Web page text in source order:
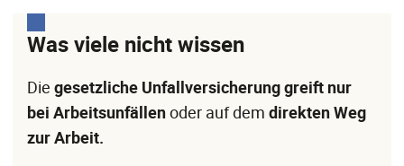
Was viele nicht wissen
Die gesetzliche Unfallversicherung greift nur
bei Arbeitsunfällenoder auf dem direkten Weg
zur Arbeit.